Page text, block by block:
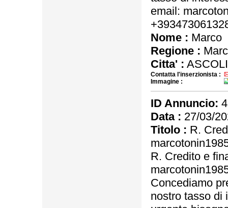
email:
Nome : Marco
Regione :
Citta' :
Contatta l'inserzionista :
Immagine :
ID Annuncio:
Data : 27/03/
Titolo : R.
R. Credito e
Concediamo
nostro tasso di